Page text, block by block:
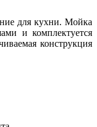
для кухни. Мойка
и комплектуется
конструкция